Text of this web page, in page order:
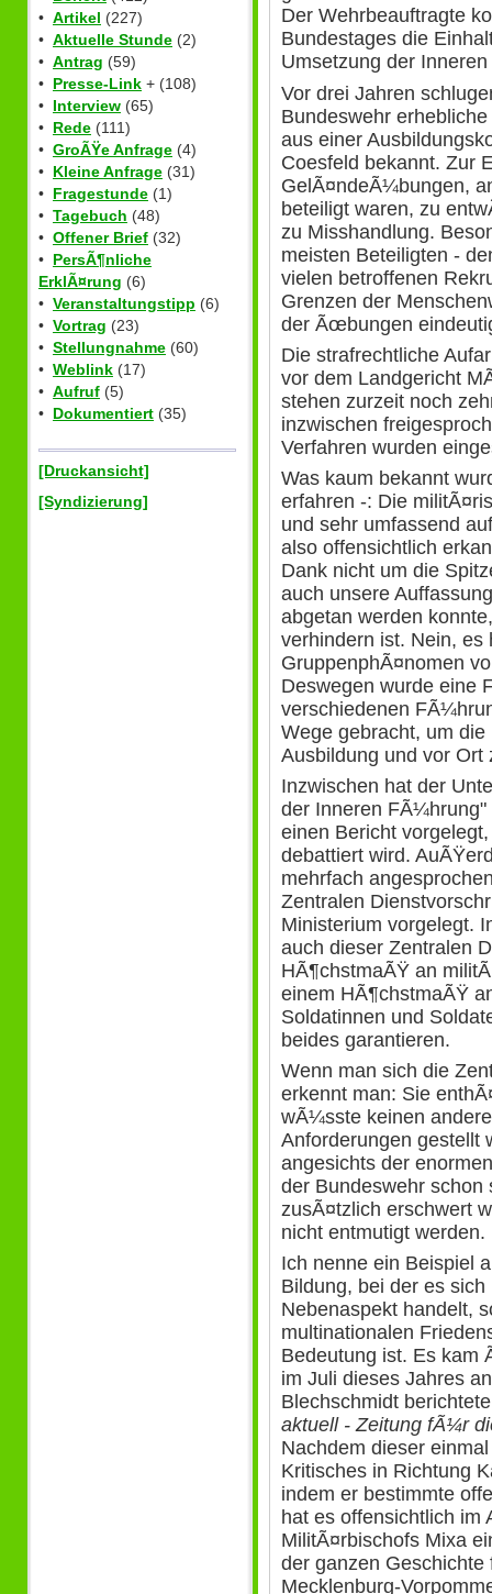
• Artikel (227)
• Aktuelle Stunde (2)
• Antrag (59)
• Presse-Link + (108)
• Interview (65)
• Rede (111)
• GroÃŸe Anfrage (4)
• Kleine Anfrage (31)
• Fragestunde (1)
• Tagebuch (48)
• Offener Brief (32)
• PersÃ¶nliche
ErklÃ¤rung (6)
• Veranstaltungstipp (6)
• Vortrag (23)
• Stellungnahme (60)
• Weblink (17)
• Aufruf (5)
• Dokumentiert (35)
[Druckansicht]
[Syndizierung]
Der Wehrbeauftragte
Bundestages die
Umsetzung der
Vor drei Jahren
Bundeswehr
aus einer
Coesfeld bekannt. Zur
GelÃ¤ndeÃ¼bungen,
beteiligt waren, zu
zu Misshandlung.
meisten Beteiligten -
vielen betroffenen
Grenzen der
der Ãœbungen
Die strafrechtliche
vor dem Landgericht
stehen zurzeit noch
inzwischen
Verfahren wurden
Was kaum bekannt
erfahren -: Die
und sehr umfassend
also offensichtlich
Dank nicht um die
auch unsere
abgetan werden
verhindern ist. Nein, es
GruppenphÃ¤nomen
Deswegen wurde eine
verschiedenen
Wege gebracht, um
Ausbildung und vor Ort
Inzwischen hat der
der Inneren FÃ¼hrung"
einen Bericht
debattiert wird.
mehrfach
Zentralen
Ministerium vorgelegt.
auch dieser Zentralen
HÃ¶chstmaÃŸ an
einem HÃ¶chstmaÃŸ
Soldatinnen und
beides garantieren.
Wenn man sich die
erkennt man: Sie
wÃ¼sste keinen
Anforderungen gestellt
angesichts der
der Bundeswehr schon
zusÃ¤tzlich erschwert
nicht entmutigt werden.
Ich nenne ein Beispiel
Bildung, bei der es
Nebenaspekt handelt,
multinationalen
Bedeutung ist. Es
im Juli dieses Jahres
Blechschmidt
aktuell - Zeitung fÃ¼r
Nachdem dieser
Kritisches in Richtung
indem er bestimmte
hat es offensichtlich im
MilitÃ¤rbischofs Mixa
der ganzen
Mecklenburg-